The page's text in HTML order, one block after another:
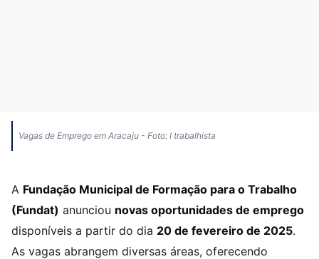
Vagas de Emprego em Aracaju - Foto: I trabalhista
Fundação Municipal de Formação para o Trabalho
(Fundat) anunciou novas oportunidades de emprego
disponíveis a partir do dia 20 de fevereiro de 2025.
As vagas abrangem diversas áreas, oferecendo